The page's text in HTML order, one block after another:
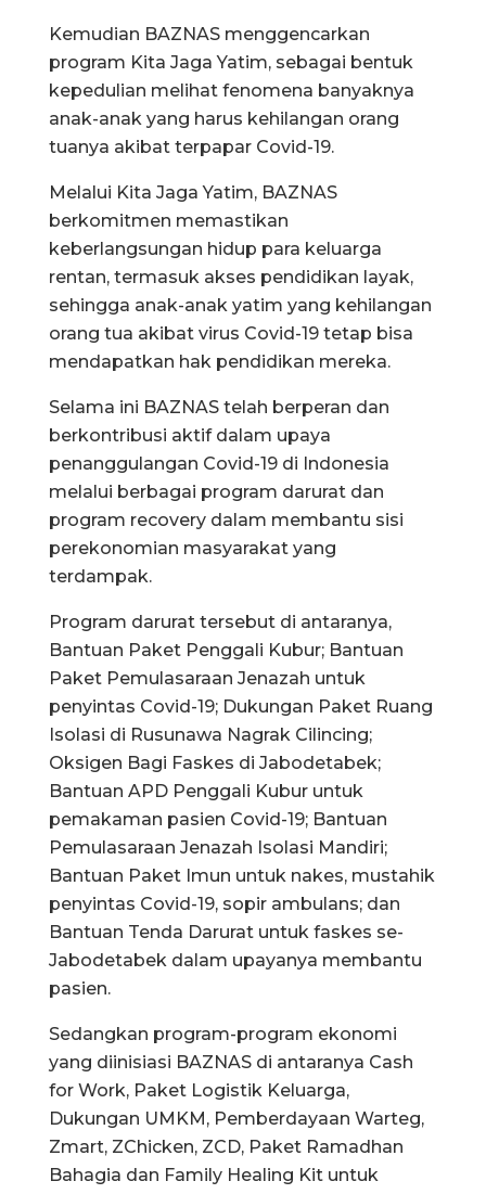
Kemudian BAZNAS menggencarkan
program Kita Jaga Yatim, sebagai bentuk
kepedulian melihat fenomena banyaknya
anak-anak yang harus kehilangan orang
tuanya akibat terpapar Covid-19.
Melalui Kita Jaga Yatim, BAZNAS
berkomitmen memastikan
keberlangsungan hidup para keluarga
rentan, termasuk akses pendidikan layak,
sehingga anak-anak yatim yang kehilangan
orang tua akibat virus Covid-19 tetap bisa
mendapatkan hak pendidikan mereka.
Selama ini BAZNAS telah berperan dan
berkontribusi aktif dalam upaya
penanggulangan Covid-19 di Indonesia
melalui berbagai program darurat dan
program recovery dalam membantu sisi
perekonomian masyarakat yang
terdampak.
Program darurat tersebut di antaranya,
Bantuan Paket Penggali Kubur; Bantuan
Paket Pemulasaraan Jenazah untuk
penyintas Covid-19; Dukungan Paket Ruang
Isolasi di Rusunawa Nagrak Cilincing;
Oksigen Bagi Faskes di Jabodetabek;
Bantuan APD Penggali Kubur untuk
pemakaman pasien Covid-19; Bantuan
Pemulasaraan Jenazah Isolasi Mandiri;
Bantuan Paket Imun untuk nakes, mustahik
penyintas Covid-19, sopir ambulans; dan
Bantuan Tenda Darurat untuk faskes se-
Jabodetabek dalam upayanya membantu
pasien.
Sedangkan program-program ekonomi
yang diinisiasi BAZNAS di antaranya Cash
for Work, Paket Logistik Keluarga,
Dukungan UMKM, Pemberdayaan Warteg,
Zmart, ZChicken, ZCD, Paket Ramadhan
Bahagia dan Family Healing Kit untuk